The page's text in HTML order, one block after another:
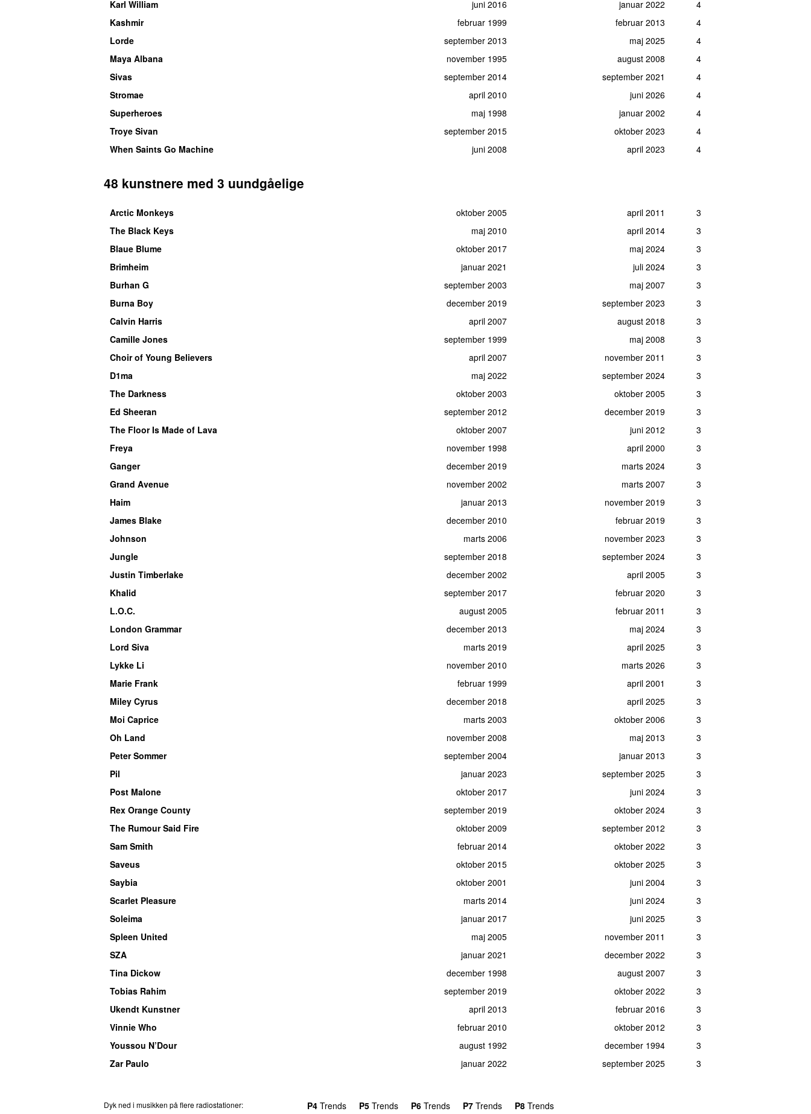
Karl William
juni 2016 januar 2022
4
Kashmir
februar 1999 februar 2013
4
Lorde
september 2013 maj 2025
4
Maya Albana
november 1995 august 2008
4
Sivas
september 2014 september 2021
4
Stromae
april 2010 juni 2026
4
Superheroes
maj 1998 januar 2002
4
Troye Sivan
september 2015 oktober 2023
4
When Saints Go Machine
juni 2008 april 2023 4
48 kunstnere med 3 uundgåelige
Arctic Monkeys oktober 2005 april 2011
3
The Black Keys
maj 2010 april 2014
3
Blaue Blume
oktober 2017 maj 2024
3
Brimheim
januar 2021 juli 2024
3
Burhan G
september 2003 maj 2007
3
Burna Boy
december 2019 september 2023
3
Calvin Harris
april 2007 august 2018
3
Camille Jones
september 1999 maj 2008
3
Choir of Young Believers
april 2007 november 2011
3
D1ma
maj 2022 september 2024
3
The Darkness
oktober 2003 oktober 2005
3
Ed Sheeran
september 2012 december 2019
3
The Floor Is Made of Lava
oktober 2007 juni 2012
3
Freya
november 1998 april 2000
3
Ganger
december 2019 marts 2024
3
Grand Avenue
november 2002 marts 2007
3
Haim
januar 2013 november 2019
3
James Blake
december 2010 februar 2019
3
Johnson
marts 2006 november 2023
3
Jungle
september 2018 september 2024
3
Justin Timberlake
december 2002 april 2005
3
Khalid
september 2017 februar 2020
3
L.O.C.
august 2005 februar 2011
3
London Grammar
december 2013 maj 2024
3
Lord Siva
marts 2019 april 2025
3
Lykke Li
november 2010 marts 2026
3
Marie Frank
februar 1999 april 2001
3
Miley Cyrus
december 2018 april 2025
3
Moi Caprice
marts 2003 oktober 2006
3
Oh Land
november 2008 maj 2013
3
Peter Sommer
september 2004 januar 2013
3
Pil
januar 2023 september 2025
3
Post Malone
oktober 2017 juni 2024
3
Rex Orange County
september 2019 oktober 2024
3
The Rumour Said Fire
oktober 2009 september 2012
3
Sam Smith
februar 2014 oktober 2022
3
Saveus
oktober 2015 oktober 2025
3
Saybia
oktober 2001 juni 2004
3
Scarlet Pleasure
marts 2014 juni 2024
3
Soleima
januar 2017 juni 2025
3
Spleen United
maj 2005 november 2011
3
SZA
januar 2021 december 2022
3
Tina Dickow
december 1998 august 2007
3
Tobias Rahim
september 2019 oktober 2022
3
Ukendt Kunstner
april 2013 februar 2016
3
Vinnie Who
februar 2010 oktober 2012
3
Youssou N’Dour
august 1992 december 1994
3
Zar Paulo
januar 2022 september 2025 3
Dyk ned i musikken på flere radiostationer: P4 Trends P5 Trends P6 Trends P7 Trends P8 Trends